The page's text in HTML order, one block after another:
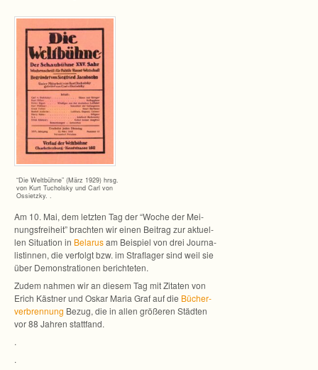
“Die Welt­bühne” (März 1929) hrsg.
von Kurt Tucholsky und Carl von
Ossietzky. .
Am 10. Mai, dem letz­ten Tag der “Woche der Mei­
nungs­frei­heit” brach­ten wir einen Bei­trag zur aktu­el­
len Situa­tion in Bela­rusam Bei­spiel von drei Jour­na­
lis­tin­nen, die ver­folgt bzw. im Straf­la­ger sind weil sie
über Demons­tra­tio­nen berichteten.
Zudem nah­men wir an die­sem Tag mit Zita­ten von
Erich Käs­t­ner und Oskar Maria Graf auf die Bücher­
ver­bren­nung Bezug, die in allen grö­ße­ren Städ­ten
vor 88 Jah­ren stattfand.
.
.